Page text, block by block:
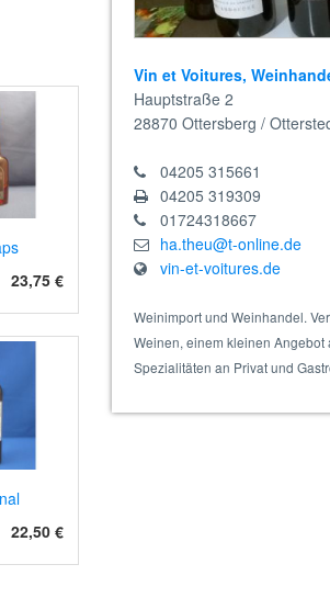
23,75 €
22,50 €
Vin et Voitures,
Hauptstraße 2
28870 Ottersberg /
04205 315661
04205 319309
01724318667
ha.theu@t-online.de
vin-et-voitures.de
Weinimport und Weinhandel.
Weinen, einem kleinen
Spezialitäten an Privat und